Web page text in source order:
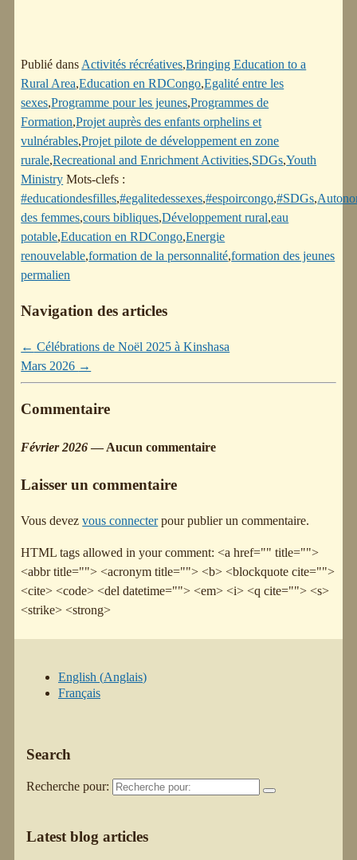
Publié dans Activités récréatives,Bringing Education to a
Rural Area,Education en RDCongo,Egalité entre les
sexes,Programme pour les jeunes,Programmes de
Formation,Projet auprès des enfants orphelins et
vulnérables,Projet pilote de développement en zone
rurale,Recreational and Enrichment Activities,SDGs,Youth
Ministry Mots-clefs :
#educationdesfilles,#egalitedessexes,#espoircongo,#SDGs,
des femmes,cours bibliques,Développement rural,eau
potable,Education en RDCongo,Energie
renouvelable,formation de la personnalité,formation des jeunes
permalien
Navigation des articles
← Célébrations de Noël 2025 à Kinshasa
Mars 2026 →
Commentaire
Février 2026— Aucun commentaire
Laisser un commentaire
Vous devezvous connecterpour publier un commentaire.
HTML tags allowed in your comment: <a href="" title="">
<abbr title=""> <acronym title=""> <b> <blockquote cite="">
<cite> <code> <del datetime=""> <em> <i> <q cite=""> <s>
<strike> <strong>
English (Anglais)
Français
Search
Recherche pour:
Latest blog articles